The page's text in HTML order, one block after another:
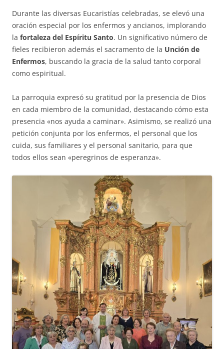
Durante las diversas Eucaristías celebradas, se elevó una
oración especial por los enfermos y ancianos, implorando
la fortaleza del Espíritu Santo. Un significativo número de
fieles recibieron además el sacramento de la Unción de
Enfermos, buscando la gracia de la salud tanto corporal
como espiritual.
La parroquia expresó su gratitud por la presencia de Dios
en cada miembro de la comunidad, destacando cómo esta
presencia «nos ayuda a caminar». Asimismo, se realizó una
petición conjunta por los enfermos, el personal que los
cuida, sus familiares y el personal sanitario, para que
todos ellos sean «peregrinos de esperanza».